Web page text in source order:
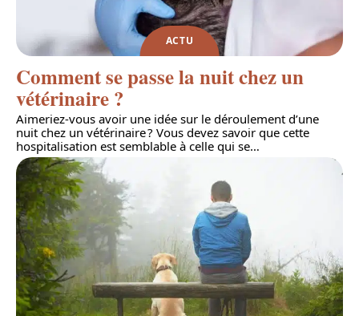
ACTU
Comment se passe la nuit chez un
vétérinaire ?
Aimeriez-vous avoir une idée sur le déroulement d’une
nuit chez un vétérinaire ? Vous devez savoir que cette
hospitalisation est semblable à celle qui se…